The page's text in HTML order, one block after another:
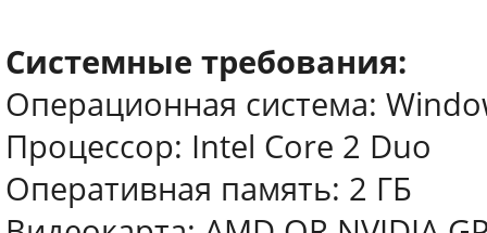
Системные требования:
Операционная система:
Процессор: Intel Core 2 Duo
Оперативная память: 2 ГБ